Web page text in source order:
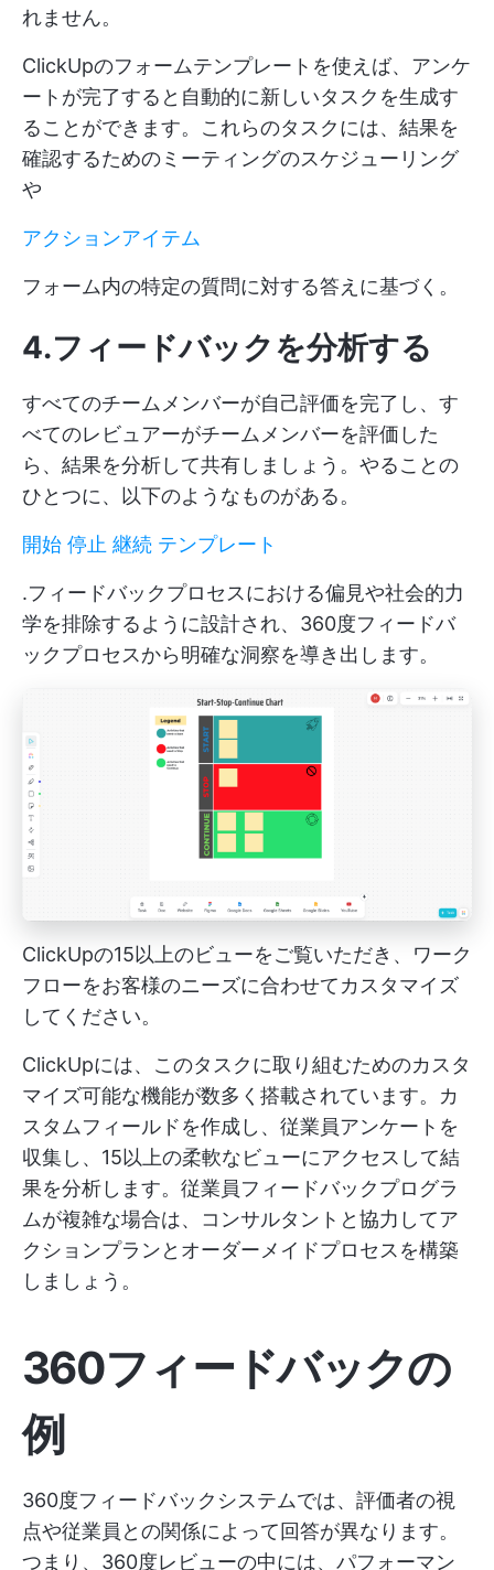
れません。
ClickUpのフォームテンプレートを使えば、アンケ
ートが完了すると自動的に新しいタスクを生成す
ることができます。これらのタスクには、結果を
確認するためのミーティングのスケジューリング
や
アクションアイテム
フォーム内の特定の質問に対する答えに基づく。
4.フィードバックを分析する
すべてのチームメンバーが自己評価を完了し、す
べてのレビュアーがチームメンバーを評価した
ら、結果を分析して共有しましょう。やることの
ひとつに、以下のようなものがある。
開始 停止 継続 テンプレート
.フィードバックプロセスにおける偏見や社会的力
学を排除するように設計され、360度フィードバ
ックプロセスから明確な洞察を導き出します。
ClickUpの15以上のビューをご覧いただき、ワーク
フローをお客様のニーズに合わせてカスタマイズ
してください。
ClickUpには、このタスクに取り組むためのカスタ
マイズ可能な機能が数多く搭載されています。カ
スタムフィールドを作成し、従業員アンケートを
収集し、15以上の柔軟なビューにアクセスして結
果を分析します。従業員フィードバックプログラ
ムが複雑な場合は、コンサルタントと協力してア
クションプランとオーダーメイドプロセスを構築
しましょう。
360フィードバックの
例
360度フィードバックシステムでは、評価者の視
点や従業員との関係によって回答が異なります。
つまり、360度レビューの中には、パフォーマン